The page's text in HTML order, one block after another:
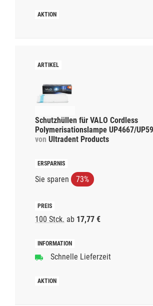
Schutzhüllen für VALO Cordless
Polymerisationslampe UP4667/
von Ultradent Products
Sie sparen 73%
100 Stck. ab 17,77 €
Schnelle Lieferzeit